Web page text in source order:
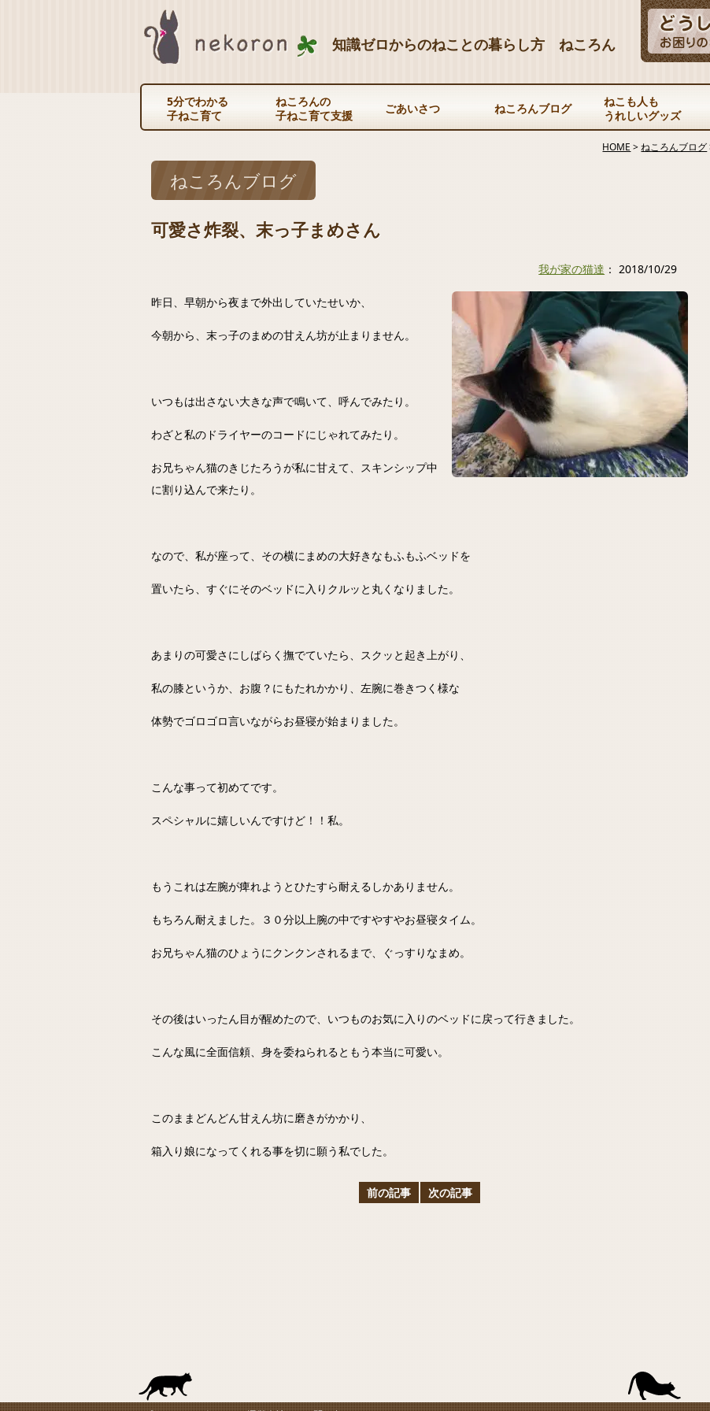
知識ゼロからのねことの暮らし方 ねころん
5分でわかる
子ねこ育て
ねころんの
子ねこ育て支援
ごあいさつ ねころんブログ
ねこも人も
うれしいグッズ
HOME >ねころんブログ
ねころんブログ
可愛さ炸裂、末っ子まめさん
我が家の猫達 ： 2018/10/29
昨日、早朝から夜まで外出していたせいか、
今朝から、末っ子のまめの甘えん坊が止まりません。
いつもは出さない大きな声で鳴いて、呼んでみたり。
わざと私のドライヤーのコードにじゃれてみたり。
お兄ちゃん猫のきじたろうが私に甘えて、スキンシップ中
に割り込んで来たり。
なので、私が座って、その横にまめの大好きなもふもふベッドを
置いたら、すぐにそのベッドに入りクルッと丸くなりました。
あまりの可愛さにしばらく撫でていたら、スクッと起き上がり、
私の膝というか、お腹？にもたれかかり、左腕に巻きつく様な
体勢でゴロゴロ言いながらお昼寝が始まりました。
こんな事って初めてです。
スペシャルに嬉しいんですけど！！私。
もうこれは左腕が痺れようとひたすら耐えるしかありません。
もちろん耐えました。３０分以上腕の中ですやすやお昼寝タイム。
お兄ちゃん猫のひょうにクンクンされるまで、ぐっすりなまめ。
その後はいったん目が醒めたので、いつものお気に入りのベッドに戻って行きました。
こんな風に全面信頼、身を委ねられるともう本当に可愛い。
このままどんどん甘えん坊に磨きがかかり、
箱入り娘になってくれる事を切に願う私でした。
前の記事 次の記事